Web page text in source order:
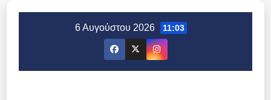
6 Αυγούστου 2026 11:03